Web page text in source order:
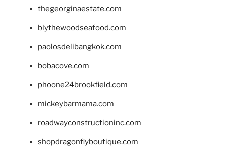
thegeorginaestate.com
blythewoodseafood.com
paolosdelibangkok.com
bobacove.com
phoone24brookfield.com
mickeybarmama.com
roadwayconstructioninc.com
shopdragonflyboutique.com